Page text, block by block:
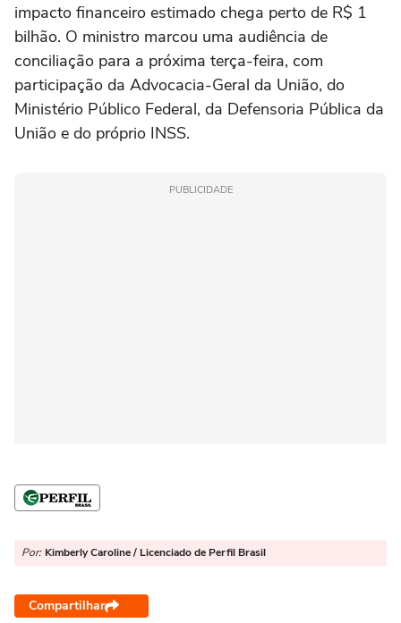
impacto financeiro estimado chega perto de R$ 1
bilhão. O ministro marcou uma audiência de
conciliação para a próxima terça-feira, com
participação da Advocacia-Geral da União, do
Ministério Público Federal, da Defensoria Pública da
União e do próprio INSS.
PUBLICIDADE
Por: Kimberly Caroline / Licenciado de Perfil Brasil
Compartilhar